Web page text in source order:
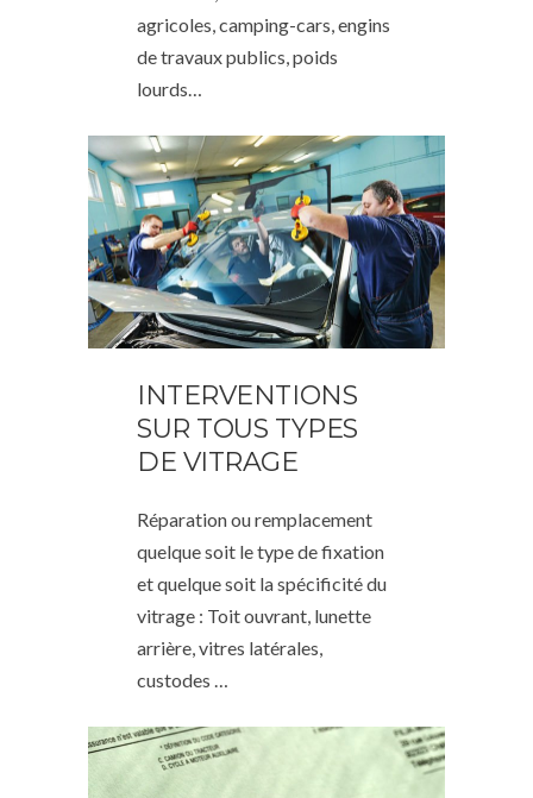
agricoles, camping-cars, engins
de travaux publics, poids
lourds…
INTERVENTIONS
SUR TOUS TYPES
DE VITRAGE
Réparation ou remplacement
quelque soit le type de fixation
et quelque soit la spécificité du
vitrage : Toit ouvrant, lunette
arrière, vitres latérales,
custodes …